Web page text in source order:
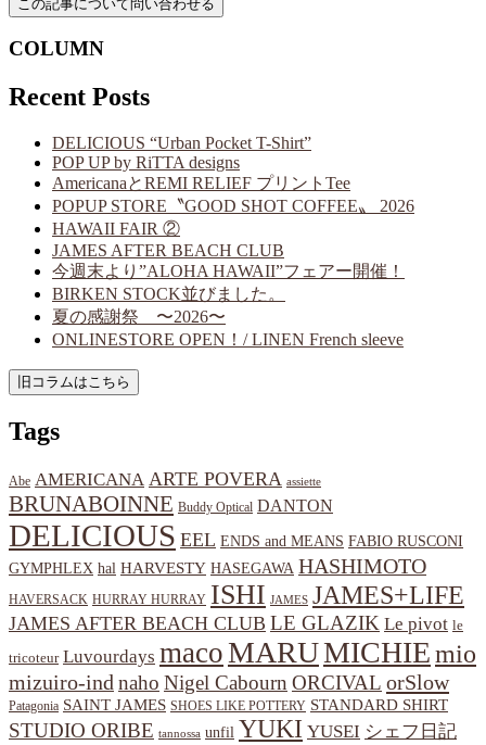
COLUMN
Recent Posts
DELICIOUS “Urban Pocket T-Shirt”
POP UP by RiTTA designs
AmericanaとREMI RELIEF プリントTee
POPUP STORE〝GOOD SHOT COFFEE〟 2026
HAWAII FAIR ②
JAMES AFTER BEACH CLUB
今週末より”ALOHA HAWAII”フェアー開催！
BIRKEN STOCK並びました。
夏の感謝祭 〜2026〜
ONLINESTORE OPEN！/ LINEN French sleeve
Tags
Abe AMERICANA ARTE POVERA assiette
BRUNABOINNE Buddy Optical DANTON
DELICIOUS EEL ENDS and MEANS FABIO RUSCONI
GYMPHLEX hal HARVESTY HASEGAWA HASHIMOTO
HAVERSACK HURRAY HURRAY ISHI JAMES JAMES+LIFE
JAMES AFTER BEACH CLUB LE GLAZIK Le pivot le
tricoteur Luvourdays macoMARUMICHIEmio
mizuiro-ind naho Nigel Cabourn ORCIVAL orSlow
Patagonia SAINT JAMES SHOES LIKE POTTERY STANDARD SHIRT
STUDIO ORIBE tannossa unfil YUKI YUSEI シェフ日記